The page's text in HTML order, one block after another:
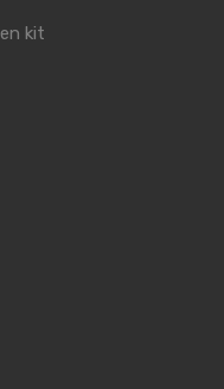
kit